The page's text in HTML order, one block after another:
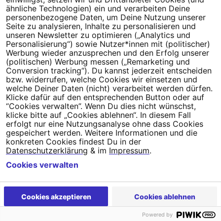
Millionen Menschen an.
Newsletter bestellen
Campact e.V.
IBAN DE95 2‍5‍1‍2 0‍5‍1‍0 6‍9‍8‍0 0‍0‍0‍0 0‍0
SozialBank
Direkt online spenden
NewsletterHilfe und
FAQKontakt DatenschutzImpressumCookie Einstellungen
ähnliche Technologien) ein und verarbeiten Deine
personenbezogene Daten, um Deine Nutzung unserer
Seite zu analysieren, Inhalte zu personalisieren und
unseren Newsletter zu optimieren („Analytics und
Personalisierung“) sowie Nutzer*innen mit (politischer)
Werbung wieder anzusprechen und den Erfolg unserer
(politischen) Werbung messen („Remarketing und
Conversion tracking“). Du kannst jederzeit entscheiden
bzw. widerrufen, welche Cookies wir einsetzen und
welche Deiner Daten (nicht) verarbeitet werden dürfen.
Klicke dafür auf den entsprechenden Button oder auf
“Cookies verwalten”. Wenn Du dies nicht wünschst,
klicke bitte auf „Cookies ablehnen“. In diesem Fall
erfolgt nur eine Nutzungsanalyse ohne dass Cookies
gespeichert werden. Weitere Informationen und die
konkreten Cookies findest Du in der
Datenschutzerklärung & im Impressum.
Cookies akzeptieren Cookies ablehnen
Cookies verwalten
Powered by